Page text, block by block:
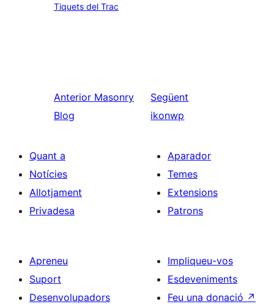
Tiquets del Trac
Anterior Masonry
Blog
Següent
ikonwp
Quant a
Notícies
Allotjament
Privadesa
Aparador
Temes
Extensions
Patrons
Apreneu
Suport
Desenvolupadors
Impliqueu-vos
Esdeveniments
Feu una donació ↗